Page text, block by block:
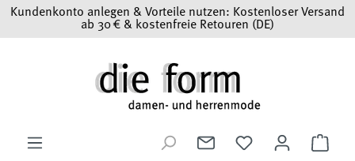
Zum Hauptinhalt springen
Kundenkonto anlegen & Vorteile nutzen: Kostenloser Versand
ab 30 € & kostenfreie Retouren (DE)